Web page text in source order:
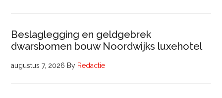
Beslaglegging en geldgebrek
dwarsbomen bouw Noordwijks luxehotel
augustus 7, 2026 By Redactie